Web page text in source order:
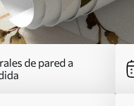
de pared a